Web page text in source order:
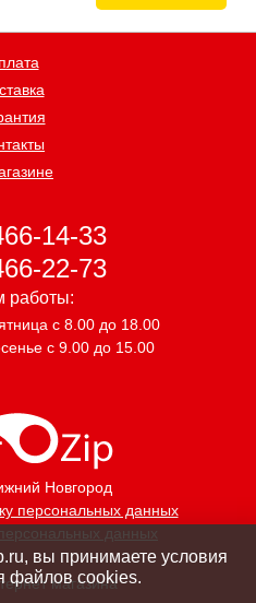
Новгород
персональных данных
данных
14-33
22-73
работы:
с 8.00 до 18.00
с 9.00 до 15.00
магазина
вы принимаете условия
файлов cookies.